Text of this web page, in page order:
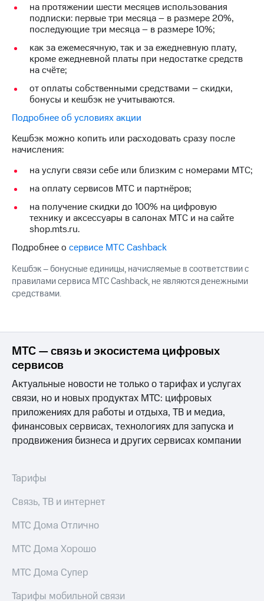
иностранцев
Оформить
номер
Выбрать
красивый
номер
Заменить
карту
на
eSIM
Для дома
Выберите
и подключите
ТВ
с выгодным
тарифом
Тарифы
для дома
Услуги
Акции
Домашний
интернет
Домашнее
Домашний
телефон
Перейти
в МТС
номером
с выгодным
тарифом
Тарифы
Интернет,
ТВ и телефон
для дома
Личный
интернета
и
Личный
кабинет
спутникового
Скачать
приложение
Мой
МТС
Акции
Видеонаблюдение
149 ₽/
МТС
Premium
Подписка
на гигабайты
другое
Семейная
Скидка
на тарифы,
общие
подписки
на протяжении шести месяцев использования
подписки: первые три месяца – в размере 20%,
последующие три месяца – в размере 10%;
как за ежемесячную, так и за ежедневную плату,
кроме ежедневной платы при недостатке средств
на счёте;
от оплаты собственными средствами – скидки,
бонусы и кешбэк не учитываются.
Подробнее об условиях акции
Кешбэк можно копить или расходовать сразу после
начисления:
на услуги связи себе или близким с номерами МТС;
на оплату сервисов МТС и партнёров;
на получение скидки до 100% на цифровую
технику и аксессуары в салонах МТС и на сайте
shop.mts.ru.
Подробнее о сервисе МТС Cashback
Кешбэк – бонусные единицы, начисляемые в соответствии с
правилами сервиса МТС Cashback, не являются денежными
средствами.
МТС — связь и экосистема цифровых
сервисов
Актуальные новости не только о тарифах и услугах
связи, но и новых продуктах МТС: цифровых
приложениях для работы и отдыха, ТВ и медиа,
финансовых сервисах, технологиях для запуска и
продвижения бизнеса и других сервисах компании
Тарифы
Связь, ТВ и интернет
МТС Дома Отлично
МТС Дома Хорошо
МТС Дома Супер
Тарифы мобильной связи